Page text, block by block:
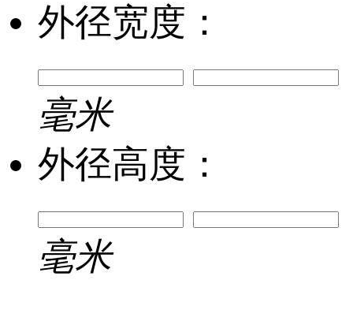
外径宽度：
毫米
外径高度：
毫米